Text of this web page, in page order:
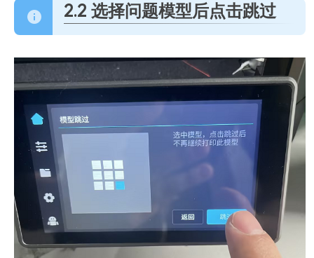
2.2 选择问题模型后点击跳过